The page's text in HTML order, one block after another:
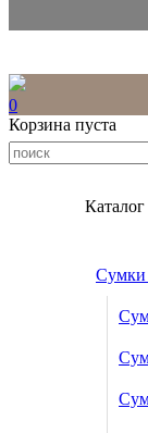
0
Корзина пуста
Каталог
Сумки